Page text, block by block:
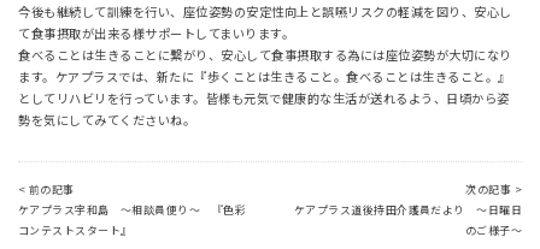
今後も継続して訓練を行い、座位姿勢の安定性向上と誤嚥リスクの軽減を図り、安心し
て食事摂取が出来る様サポートしてまいります。
食べることは生きることに繋がり、安心して食事摂取する為には座位姿勢が大切になり
ます。ケアプラスでは、新たに『歩くことは生きること。食べることは生きること。』
としてリハビリを行っています。皆様も元気で健康的な生活が送れるよう、日頃から姿
勢を気にしてみてくださいね。
< 前の記事
ケアプラス宇和島 ～相談員便り～ 『色彩
コンテストスタート』
次の記事 >
ケアプラス道後持田介護員だより ～日曜日
のご様子～